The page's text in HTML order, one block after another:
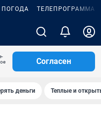
ПОГОДА ТЕЛЕПРОГРАММА
Согласен
деньги Теплые и